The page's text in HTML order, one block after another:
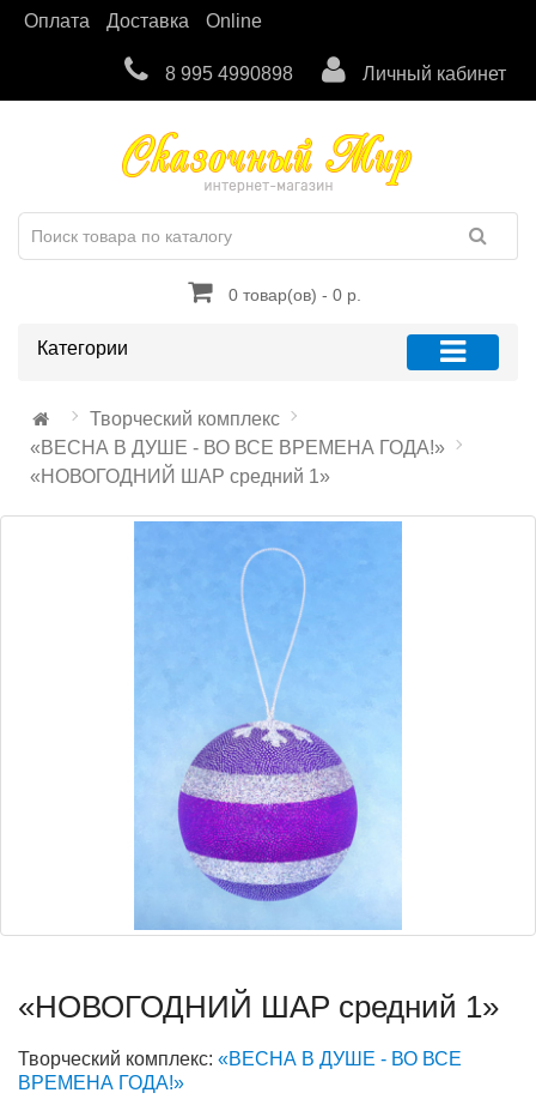
Оплата Доставка Online
8 995 4990898 Личный кабинет
0 товар(ов) - 0 р.
Категории
Творческий комплекс
«ВЕСНА В ДУШЕ - ВО ВСЕ ВРЕМЕНА ГОДА!»
«НОВОГОДНИЙ ШАР средний 1»
«НОВОГОДНИЙ ШАР средний 1»
Творческий комплекс: «ВЕСНА В ДУШЕ - ВО ВСЕ
ВРЕМЕНА ГОДА!»